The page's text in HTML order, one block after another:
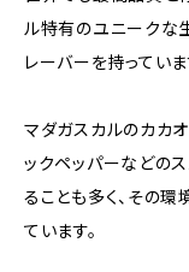
ル特有のユニークな
レーバーを持っていま
マダガスカルのカカオ
ックペッパーなどの
ることも多く、その
ています。